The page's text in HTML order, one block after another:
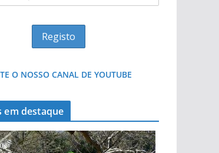
O NOSSO CANAL DE YOUTUBE
em destaque